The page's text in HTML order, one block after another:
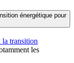
énergétique pour
transition
les